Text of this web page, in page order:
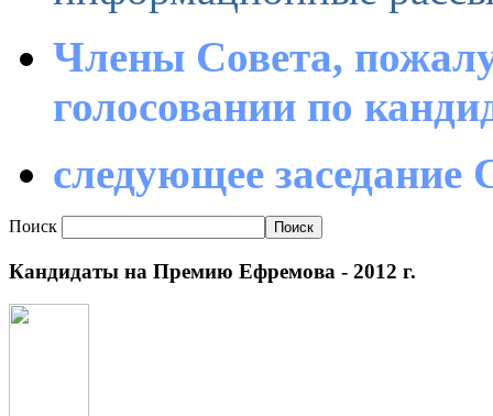
Члены Совета,
голосовании по
следующее заседание
Поиск
Кандидаты на Премию Ефремова - 2012 г.